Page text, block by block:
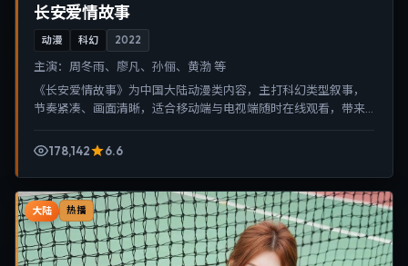
长安爱情故事
动漫 科幻 2022
主演： 周冬雨、廖凡、孙俪、黄渤 等
《长安爱情故事》为中国大陆动漫类内容，主打科幻类型叙事，
节奏紧凑、画面清晰，适合移动端与电视端随时在线观看，带来
178,142
6.6
大陆 热播